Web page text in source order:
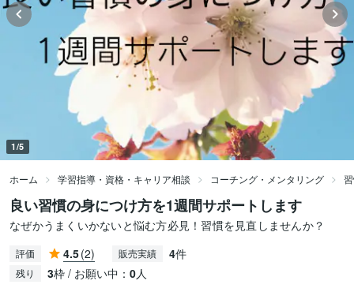
1/5
ホーム 学習指導・資格・キャリア相談 コーチング・メンタリング
良い習慣の身につけ方を1週間サポートします
なぜかうまくいかないと悩む方必見！習慣を見直しませんか？
評価 4.5(2) 販売実績 4件
残り 3枠 / お願い中： 0人